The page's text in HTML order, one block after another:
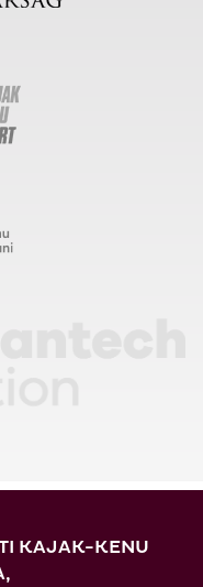
KAJAK-KENU